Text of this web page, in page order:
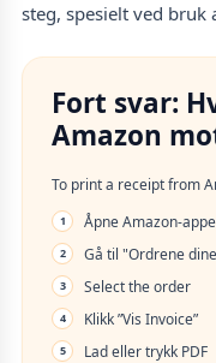
steg, spesielt ved bruk
Fort svar:
Amazon
To print a receipt from
1 Åpne Amazon-
2 Gå til "Ordrene
3 Select the order
4 Klikk ”Vis Invoice”
5 Lad eller trykk PDF